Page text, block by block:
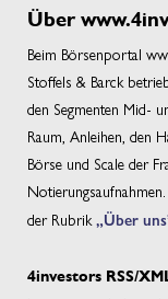
Über
Beim Börsenportal
Stoffels & Barck
den Segmenten Mid-
Raum, Anleihen, den
Börse und Scale der
der Rubrik„Über
4investors RSS/